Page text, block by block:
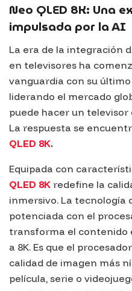
Neo QLED 8K: Una
impulsada por la AI
La era de la integración
en televisores ha
vanguardia con su
liderando el mercado
puede hacer un
La respuesta se
QLED 8K.
Equipada con
QLED 8K redefine la
inmersivo. La tecnología
potenciada con el
transforma el contenido
a 8K. Es que el procesador
calidad de imagen más
película, serie o